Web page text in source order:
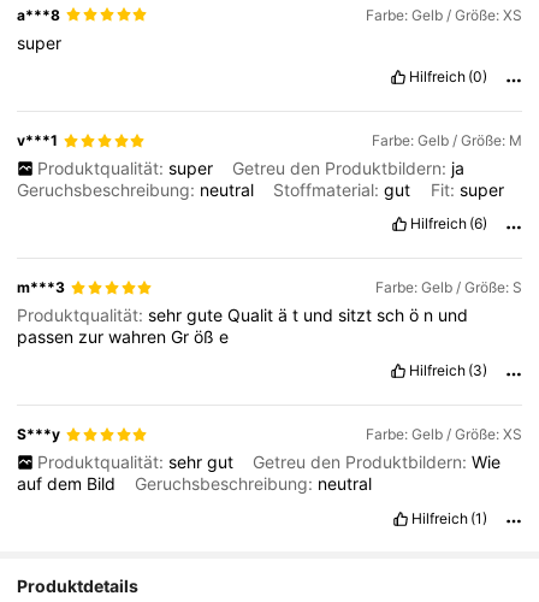
a***8 Farbe: Gelb / Größe: XS
super
Hilfreich (0)
v***1 Farbe: Gelb / Größe: M
Produktqualität: super Getreu den Produktbildern: ja
Geruchsbeschreibung: neutral Stoffmaterial:gut Fit: super
Hilfreich (6)
m***3 Farbe: Gelb / Größe: S
Produktqualität:sehrguteQualität undsitztschö n und
passen zurwahrenGröße
Hilfreich (3)
S***y Farbe: Gelb / Größe: XS
Produktqualität: sehr gut Getreu den Produktbildern: Wie
aufdem Bild Geruchsbeschreibung: neutral
Hilfreich (1)
Produktdetails